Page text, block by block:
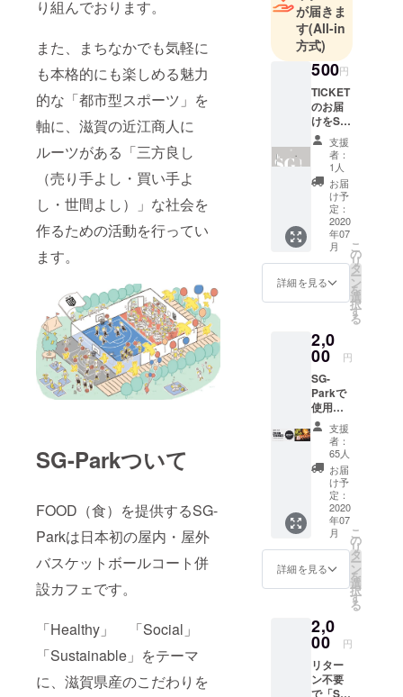
り組んでおります。
また、まちなかでも気軽に
も本格的にも楽しめる魅力
的な「都市型スポーツ」を
軸に、滋賀の近江商人に
ルーツがある「三方良し
（売り手よし・買い手よ
し・世間よし）」な社会を
作るための活動を行ってい
ます。
SG-Parkついて
FOOD（食）を提供するSG-
Parkは日本初の屋内・屋外
バスケットボールコート併
設カフェです。
「Healthy」 「Social」
「Sustainable」をテーマ
に、滋賀県産のこだわりを
バスケット
コートは屋
内、屋外共
にハーフ
コート完備
しており、
レンタル
コートとし
て1人でも利
で、グルー
プでの貸し
切りも行っ
てます。
貸し切りも
忘年会、新
年会、謝恩
会、送別
会、交流イ
ベントな
ど、場所貸
しからイベ
ント企画の
フード、
コート共に
できますの
でお気軽に
お声がけく
が届きま
す(All-in
方式)
500円
TICKET
のお届
けをSG-
Parkオ
リジナ
ルの包
装でお
届け致
しま
す。 ※
既に
TICKET
にて協
力して
頂いて
る方
加でご
協力し
て頂く
ことで
オリジ
ナルの
包装に
てお届
けをさ
せて頂
きま
す。
支援
者：
1人
お届
け予
定：
2020
年07
月
詳細を見る
こ
の
リ
タ
ー
ン
を
選
択
す
る
2,0
00 円
SG-
Parkで
使用で
きる
FOOD
TiCKET
2,000円
※TICKE
Tを持参
頂くこ
とでラ
ンチ＋
ワンド
リンク
が楽し
んで頂
す。
（ドリ
ンク次
第です
が、通
支援
者：
65人
お届
け予
定：
2020
年07
月
詳細を見る
こ
の
リ
タ
ー
ン
を
選
択
す
る
2,0
00 円
リター
ン不要
で「SG-